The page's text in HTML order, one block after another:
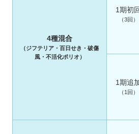
4種混合
（ジフテリア・百日せき・破傷
風・不活化ポリオ）
1期初
（3回）
1期追
（1回）